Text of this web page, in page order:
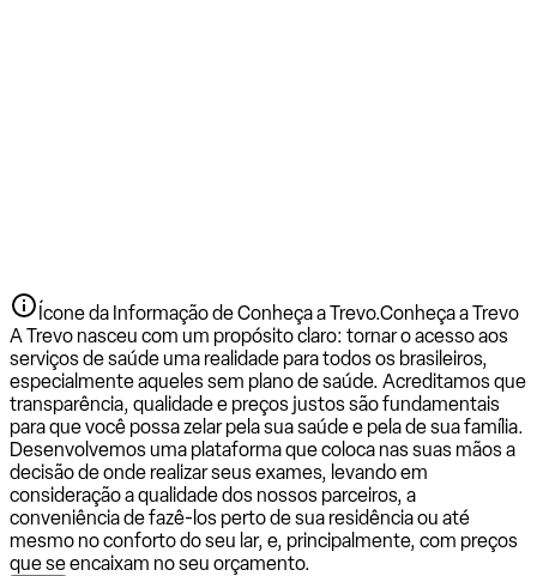
Ícone da Informação de Conheça a Trevo.Conheça a Trevo
A Trevo nasceu com um propósito claro: tornar o acesso aos
serviços de saúde uma realidade para todos os brasileiros,
especialmente aqueles sem plano de saúde. Acreditamos que
transparência, qualidade e preços justos são fundamentais
para que você possa zelar pela sua saúde e pela de sua família.
Desenvolvemos uma plataforma que coloca nas suas mãos a
decisão de onde realizar seus exames, levando em
consideração a qualidade dos nossos parceiros, a
conveniência de fazê-los perto de sua residência ou até
mesmo no conforto do seu lar, e, principalmente, com preços
que se encaixam no seu orçamento.